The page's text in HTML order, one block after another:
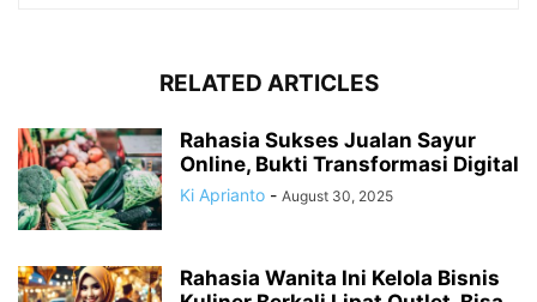
RELATED ARTICLES
Rahasia Sukses Jualan Sayur
Online, Bukti Transformasi Digital
Ki Aprianto - August 30, 2025
Rahasia Wanita Ini Kelola Bisnis